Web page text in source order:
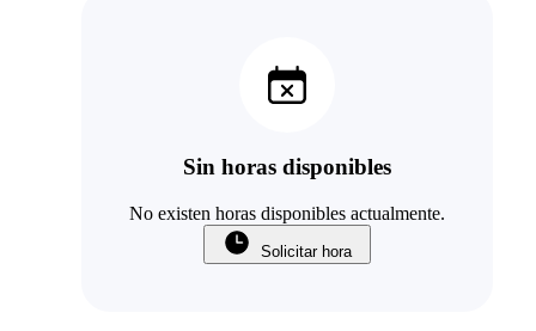
Sin horas disponibles
No existen horas disponibles actualmente.
Solicitar hora